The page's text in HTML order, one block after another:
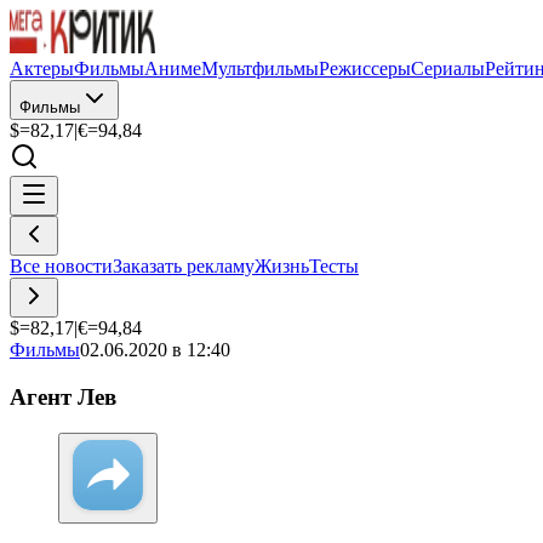
АктерыФильмыАнимеМультфильмыРежиссерыСериалы
Фильмы
$=82,17|€=94,84
Все новостиЗаказать рекламуЖизньТесты
$=82,17|€=94,84
Фильмы02.06.2020 в 12:40
Агент Лев